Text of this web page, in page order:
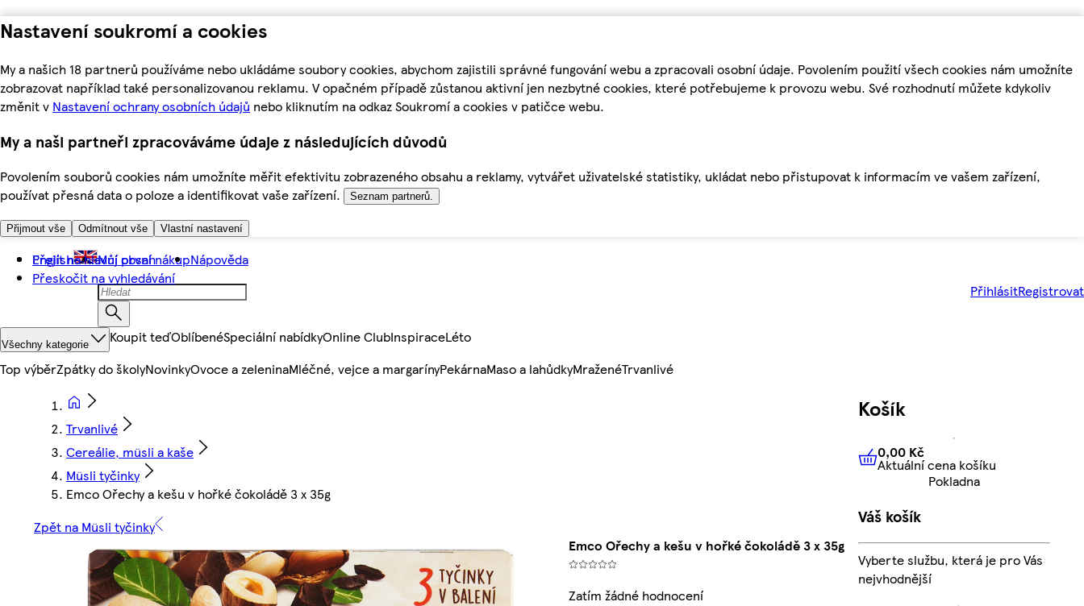
Nastavení soukromí a cookies
My a našich 18 partnerů používáme nebo ukládáme soubory cookies, abychom zajistili správné fungování webu a zpracovali osobní údaje. Povolením použití všech cookies nám umožníte
zobrazovat například také personalizovanou reklamu. V opačném případě zůstanou aktivní jen nezbytné cookies, které potřebujeme k provozu webu. Své rozhodnutí můžete kdykoliv
změnit v Nastavení ochrany osobních údajů nebo kliknutím na odkaz Soukromí a cookies v patičce webu.
My a naši partneři zpracováváme údaje z následujících důvodů
Povolením souborů cookies nám umožníte měřit efektivitu zobrazeného obsahu a reklamy, vytvářet uživatelské statistiky, ukládat nebo přistupovat k informacím ve vašem zařízení,
používat přesná data o poloze a identifikovat vaše zařízení.
Seznam partnerů.
Přijmout vše Odmítnout vše Vlastní nastavení
Přejít na hlavní obsah
Přeskočit na vyhledávání
English Můj první nákupNápověda
PřihlásitRegistrovat
Všechny kategorie Koupit teďOblíbenéSpeciální nabídkyOnline ClubInspiraceLéto
Top výběrZpátky do školyNovinkyOvoce a zeleninaMléčné, vejce a margarínyPekárnaMaso a lahůdkyMraženéTrvanlivé
Trvanlivé
Cereálie, müsli a kaše
Müsli tyčinky
Emco Ořechy a kešu v hořké čokoládě 3 x 35g
Zpět na Müsli tyčinky
Emco Ořechy a kešu v hořké čokoládě 3 x 35g
Zatím žádné hodnocení
Košík
0,00 KčAktuální cena košíku
0,00 Kč
Aktuální cena košíku
Pokladna
Váš košík
Vyberte službu, která je pro Vás
nejvhodnější